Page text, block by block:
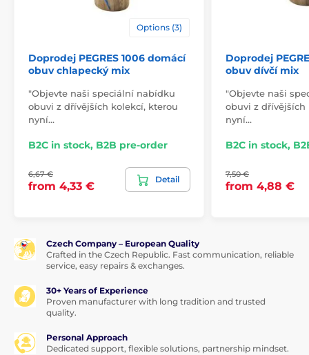
Options (3)
Doprodej PEGRES 1006 domácí
obuv chlapecký mix
"Objevte naši speciální nabídku
obuvi z dřívějších kolekcí, kterou
nyní…
B2C in stock, B2B pre-order
6,67 €
from 4,33 €
Detail
Doprodej
obuv dívčí mix
"Objevte naši
obuvi z dřívějších
nyní…
B2C in stock,
7,50 €
from 4,88 €
Czech Company – European Quality
Crafted in the Czech Republic. Fast communication, reliable
service, easy repairs & exchanges.
30+ Years of Experience
Proven manufacturer with long tradition and trusted
quality.
Personal Approach
Dedicated support, flexible solutions, partnership mindset.